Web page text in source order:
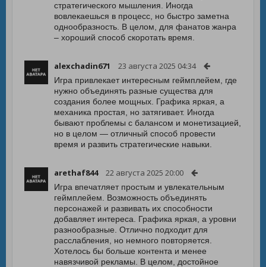
стратегического мышления. Иногда
вовлекаешься в процесс, но быстро заметна
однообразность. В целом, для фанатов жанра
– хороший способ скоротать время.
alexchadin671 23 августа 2025 04:34
Игра привлекает интересным геймплейем, где
нужно объединять разные существа для
создания более мощных. Графика яркая, а
механика простая, но затягивает. Иногда
бывают проблемы с балансом и монетизацией,
но в целом — отличный способ провести
время и развить стратегические навыки.
arethaf844 22 августа 2025 20:00
Игра впечатляет простым и увлекательным
геймплейем. Возможность объединять
персонажей и развивать их способности
добавляет интереса. Графика яркая, а уровни
разнообразные. Отлично подходит для
расслабления, но немного повторяется.
Хотелось бы больше контента и менее
навязчивой рекламы. В целом, достойное